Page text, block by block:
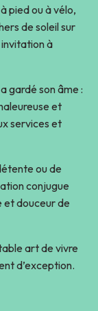
pied ou à vélo,
de soleil sur
à
gardé son âme :
et
services et
ou de
conjugue
et douceur de
art de vivre
d’exception.